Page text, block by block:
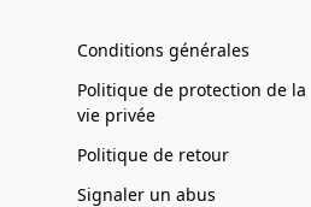
Conditions générales
Politique de protection de la
vie privée
Politique de retour
Signaler un abus